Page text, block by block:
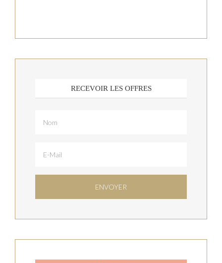
RECEVOIR LES OFFRES